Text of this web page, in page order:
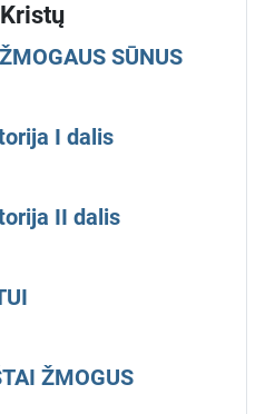
SŪNUS
I dalis
II dalis
ŽMOGUS